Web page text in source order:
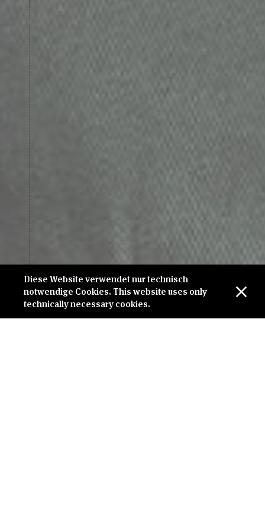
Diese Website verwendet nur technisch
notwendige Cookies. This website uses only
technically necessary cookies.